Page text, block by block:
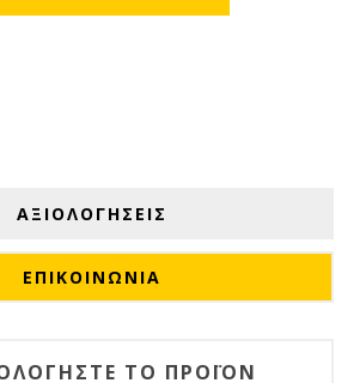
ΑΞΙΟΛΟΓΉΣΕΙΣ
ΕΠΙΚΟΙΝΩΝΙΑ
ΤΟ ΠΡΟΪΌΝ